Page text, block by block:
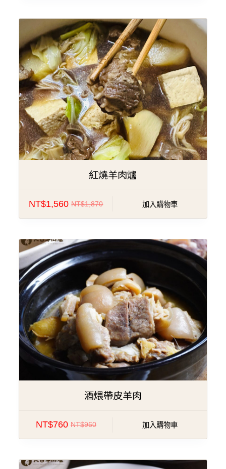
特價!
紅燒羊肉爐
NT$1,870
NT$1,560 加入購物車
特價!
酒煨帶皮羊肉
NT$960
NT$760 加入購物車